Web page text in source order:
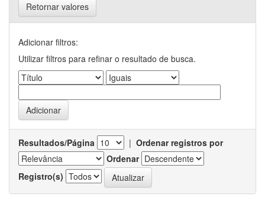
Retornar valores
Adicionar filtros:
Utilizar filtros para refinar o resultado de busca.
Resultados/Página | Ordenar registros por
Ordenar
Registro(s)